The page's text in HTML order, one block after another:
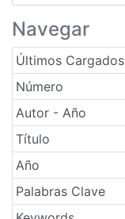
Navegar
Últimos Cargados
Número
Autor - Año
Título
Año
Palabras Clave